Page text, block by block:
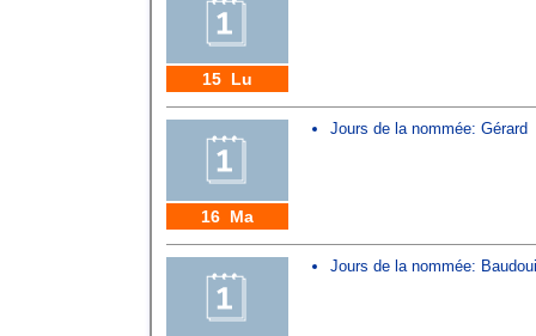
15 Lu
16 Ma
Jours de la nommée: Gérard
Jours de la nommée: